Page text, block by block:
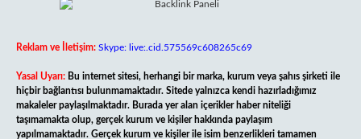
Reklam ve İletişim: Skype: live:.cid.575569c608265c69
Yasal Uyarı: Bu internet sitesi, herhangi bir marka, kurum veya şahıs şirketi ile
hiçbir bağlantısı bulunmamaktadır. Sitede yalnızca kendi hazırladığımız
makaleler paylaşılmaktadır. Burada yer alan içerikler haber niteliği
taşımamakta olup, gerçek kurum ve kişiler hakkında paylaşım
yapılmamaktadır. Gerçek kurum ve kişiler ile isim benzerlikleri tamamen